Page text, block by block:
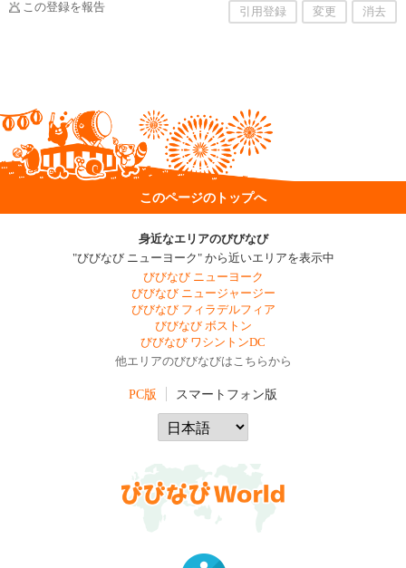
この登録を報告 引用登録 変更 消去
このページのトップへ
身近なエリアのびびなび
"びびなび ニューヨーク" から近いエリアを表示中
びびなび ニューヨーク
びびなび ニュージャージー
びびなび フィラデルフィア
びびなび ボストン
びびなび ワシントンDC
他エリアのびびなびはこちらから
PC版 スマートフォン版